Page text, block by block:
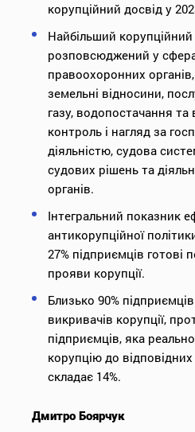
корупційний досвід у
Найбільший корупційний
розповсюджений у
правоохоронних
земельні відносини,
газу, водопостачання та
контроль і нагляд за
діяльністю, судова
судових рішень та
органів.
Інтегральний показник
антикорупційної
27% підприємців готові
прояви корупції.
Близько 90%
викривачів корупції,
підприємців, яка
корупцію до
складає 14%.
Дмитро Боярчук